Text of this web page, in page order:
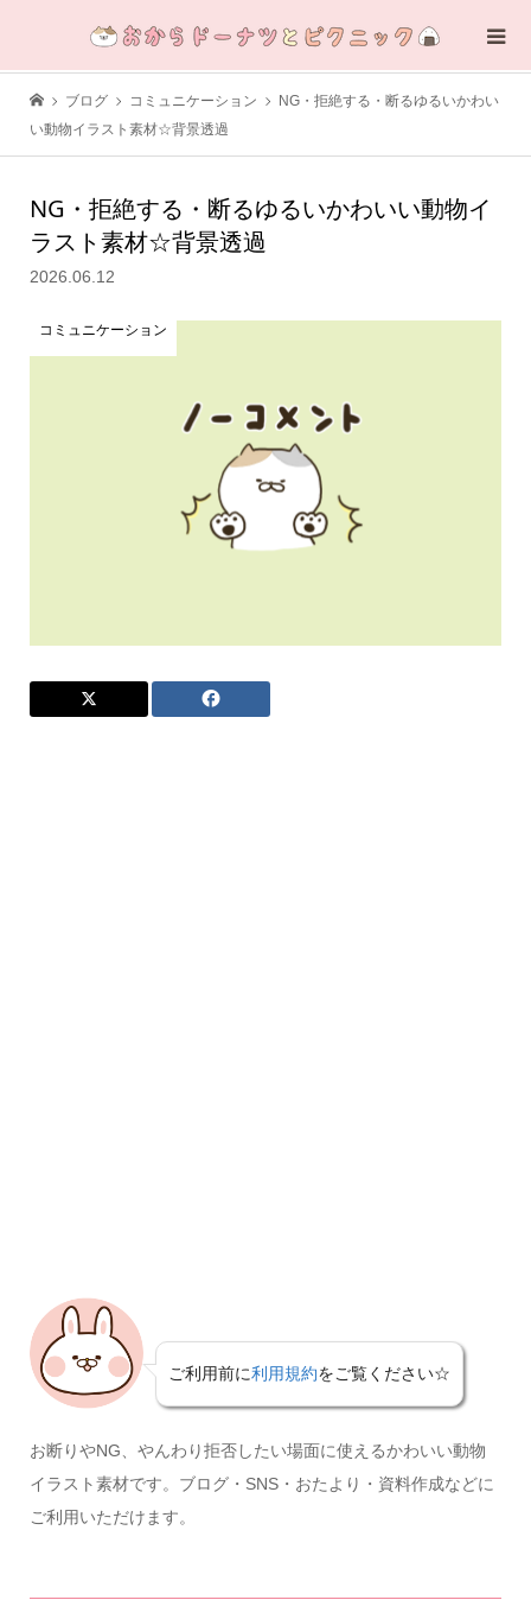
ブログ コミュニケーション
NG・拒絶する・断るゆるいかわい
い動物イラスト素材☆背景透過
NG・拒絶する・断るゆるいかわいい動物イ
ラスト素材☆背景透過
2026.06.12
コミュニケーション
ご利用前に利用規約をご覧ください☆
お断りやNG、やんわり拒否したい場面に使えるかわいい動物
イラスト素材です。ブログ・SNS・おたより・資料作成などに
ご利用いただけます。